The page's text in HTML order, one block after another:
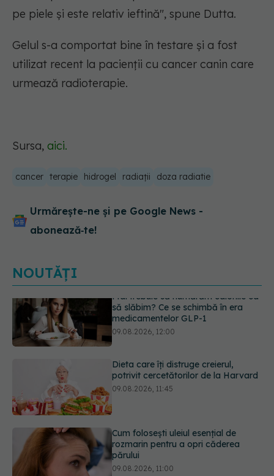
pe piele și este relativ ieftină", spune Dutta.
Gelul s-a comportat bine în testare și a fost
utilizat recent la pacienții cu cancer canin care
urmează radioterapie.
Sursa, aici.
cancer terapie hidrogel radiații doza radiatie
Urmărește-ne și pe Google News -
abonează‑te!
NOUTĂȚI
Dieta care îți distruge creierul,
potrivit cercetătorilor de la Harvard
Cum folosești uleiul esențial de
rozmarin pentru a opri căderea
Secretul ciocolatei perfecte a fost
descoperit. Nu se află în rețetă